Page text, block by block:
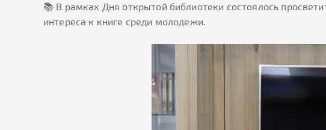
📚 В рамках Дня открытой библиотеки состоялось
интереса к книге среди молодежи.